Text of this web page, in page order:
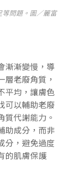
問題。圖／麗富
漸漸變慢，導
老廢角質，
平均，讓膚色
可以輔助老廢
質代謝能力。
助成分，而非
分，避免過度
的肌膚保護